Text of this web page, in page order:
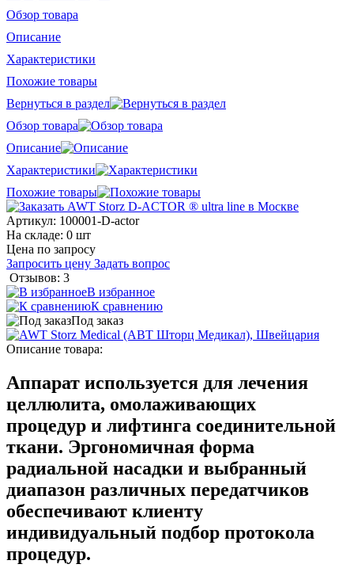
Обзор товара
Описание
Характеристики
Похожие товары
Вернуться в раздел
Обзор товара
Описание
Характеристики
Похожие товары
Артикул: 100001-D-actor
На складе: 0 шт
Цена по запросу
Запросить цену Задать вопрос
Отзывов: 3
В избранное
К сравнению
Под заказ
Описание товара:
Аппарат используется для лечения
целлюлита, омолаживающих
процедур и лифтинга соединительной
ткани. Эргономичная форма
радиальной насадки и выбранный
диапазон различных передатчиков
обеспечивают клиенту
индивидуальный подбор протокола
процедур.